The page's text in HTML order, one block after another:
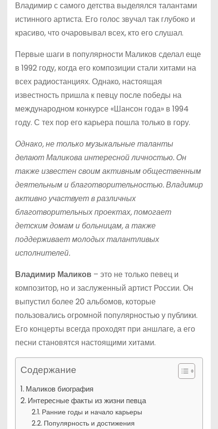
Владимир с самого детства выделялся талантами
истинного артиста. Его голос звучал так глубоко и
красиво, что очаровывал всех, кто его слушал.
Первые шаги в популярности Маликов сделал еще
в 1992 году, когда его композиции стали хитами на
всех радиостанциях. Однако, настоящая
известность пришла к певцу после победы на
международном конкурсе «Шансон года» в 1994
году. С тех пор его карьера пошла только в гору.
Однако, не только музыкальные таланты
делают Маликова интересной личностью. Он
также известен своим активным общественным
деятельным и благотворительностью. Владимир
активно участвует в различных
благотворительных проектах, помогает
детским домам и больницам, а также
поддерживает молодых талантливых
исполнителей.
Владимир Маликов – это не только певец и
композитор, но и заслуженный артист России. Он
выпустил более 20 альбомов, которые
пользовались огромной популярностью у публики.
Его концерты всегда проходят при аншлаге, а его
песни становятся настоящими хитами.
Содержание
Маликов биография
Интересные факты из жизни певца
Ранние годы и начало карьеры
Популярность и достижения